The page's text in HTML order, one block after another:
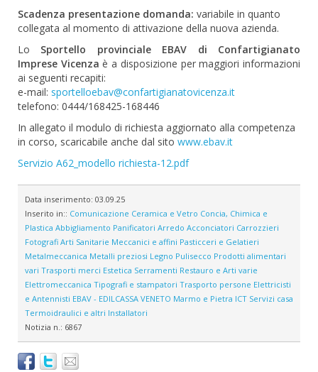
Scadenza presentazione domanda: variabile in quanto
collegata al momento di attivazione della nuova azienda.
Lo Sportello provinciale EBAV di Confartigianato
Imprese Vicenza è a disposizione per maggiori informazioni
ai seguenti recapiti:
e-mail: sportelloebav@confartigianatovicenza.it
telefono: 0444/168425-168446
In allegato il modulo di richiesta aggiornato alla competenza
in corso, scaricabile anche dal sito www.ebav.it
Servizio A62_modello richiesta-12.pdf
Data inserimento: 03.09.25
Inserito in:: Comunicazione Ceramica e Vetro Concia, Chimica e
Plastica Abbigliamento Panificatori Arredo Acconciatori Carrozzieri
Fotografi Arti Sanitarie Meccanici e affini Pasticceri e Gelatieri
Metalmeccanica Metalli preziosi Legno Pulisecco Prodotti alimentari
vari Trasporti merci Estetica Serramenti Restauro e Arti varie
Elettromeccanica Tipografi e stampatori Trasporto persone Elettricisti
e Antennisti EBAV - EDILCASSA VENETO Marmo e Pietra ICT Servizi casa
Termoidraulici e altri Installatori
Notizia n.: 6867